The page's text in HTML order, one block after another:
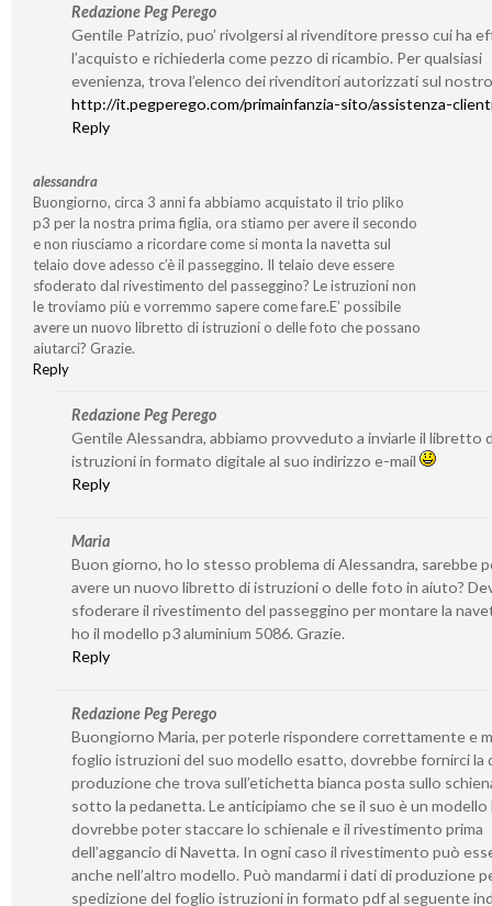
Redazione Peg Perego
Gentile Patrizio, puo’ rivolgersi al rivenditore presso cui ha
l’acquisto e richiederla come pezzo di ricambio. Per qualsiasi
evenienza, trova l’elenco dei rivenditori autorizzati sul
http://it.pegperego.com/primainfanzia-sito/assistenza-
Reply
alessandra
Buongiorno, circa 3 anni fa abbiamo acquistato il trio pliko
p3 per la nostra prima figlia, ora stiamo per avere il secondo
e non riusciamo a ricordare come si monta la navetta sul
telaio dove adesso c’è il passeggino. Il telaio deve essere
sfoderato dal rivestimento del passeggino? Le istruzioni non
le troviamo più e vorremmo sapere come fare.E’ possibile
avere un nuovo libretto di istruzioni o delle foto che possano
aiutarci? Grazie.
Reply
Redazione Peg Perego
Gentile Alessandra, abbiamo provveduto a inviarle il libretto
istruzioni in formato digitale al suo indirizzo e-mail
Reply
Maria
Buon giorno, ho lo stesso problema di Alessandra, sarebbe
avere un nuovo libretto di istruzioni o delle foto in aiuto?
sfoderare il rivestimento del passeggino per montare la
ho il modello p3 aluminium 5086. Grazie.
Reply
Redazione Peg Perego
Buongiorno Maria, per poterle rispondere correttamente e
foglio istruzioni del suo modello esatto, dovrebbe fornirci la
produzione che trova sull’etichetta bianca posta sullo
sotto la pedanetta. Le anticipiamo che se il suo è un modello
dovrebbe poter staccare lo schienale e il rivestimento prima
dell’aggancio di Navetta. In ogni caso il rivestimento può
anche nell’altro modello. Può mandarmi i dati di produzione
spedizione del foglio istruzioni in formato pdf al seguente